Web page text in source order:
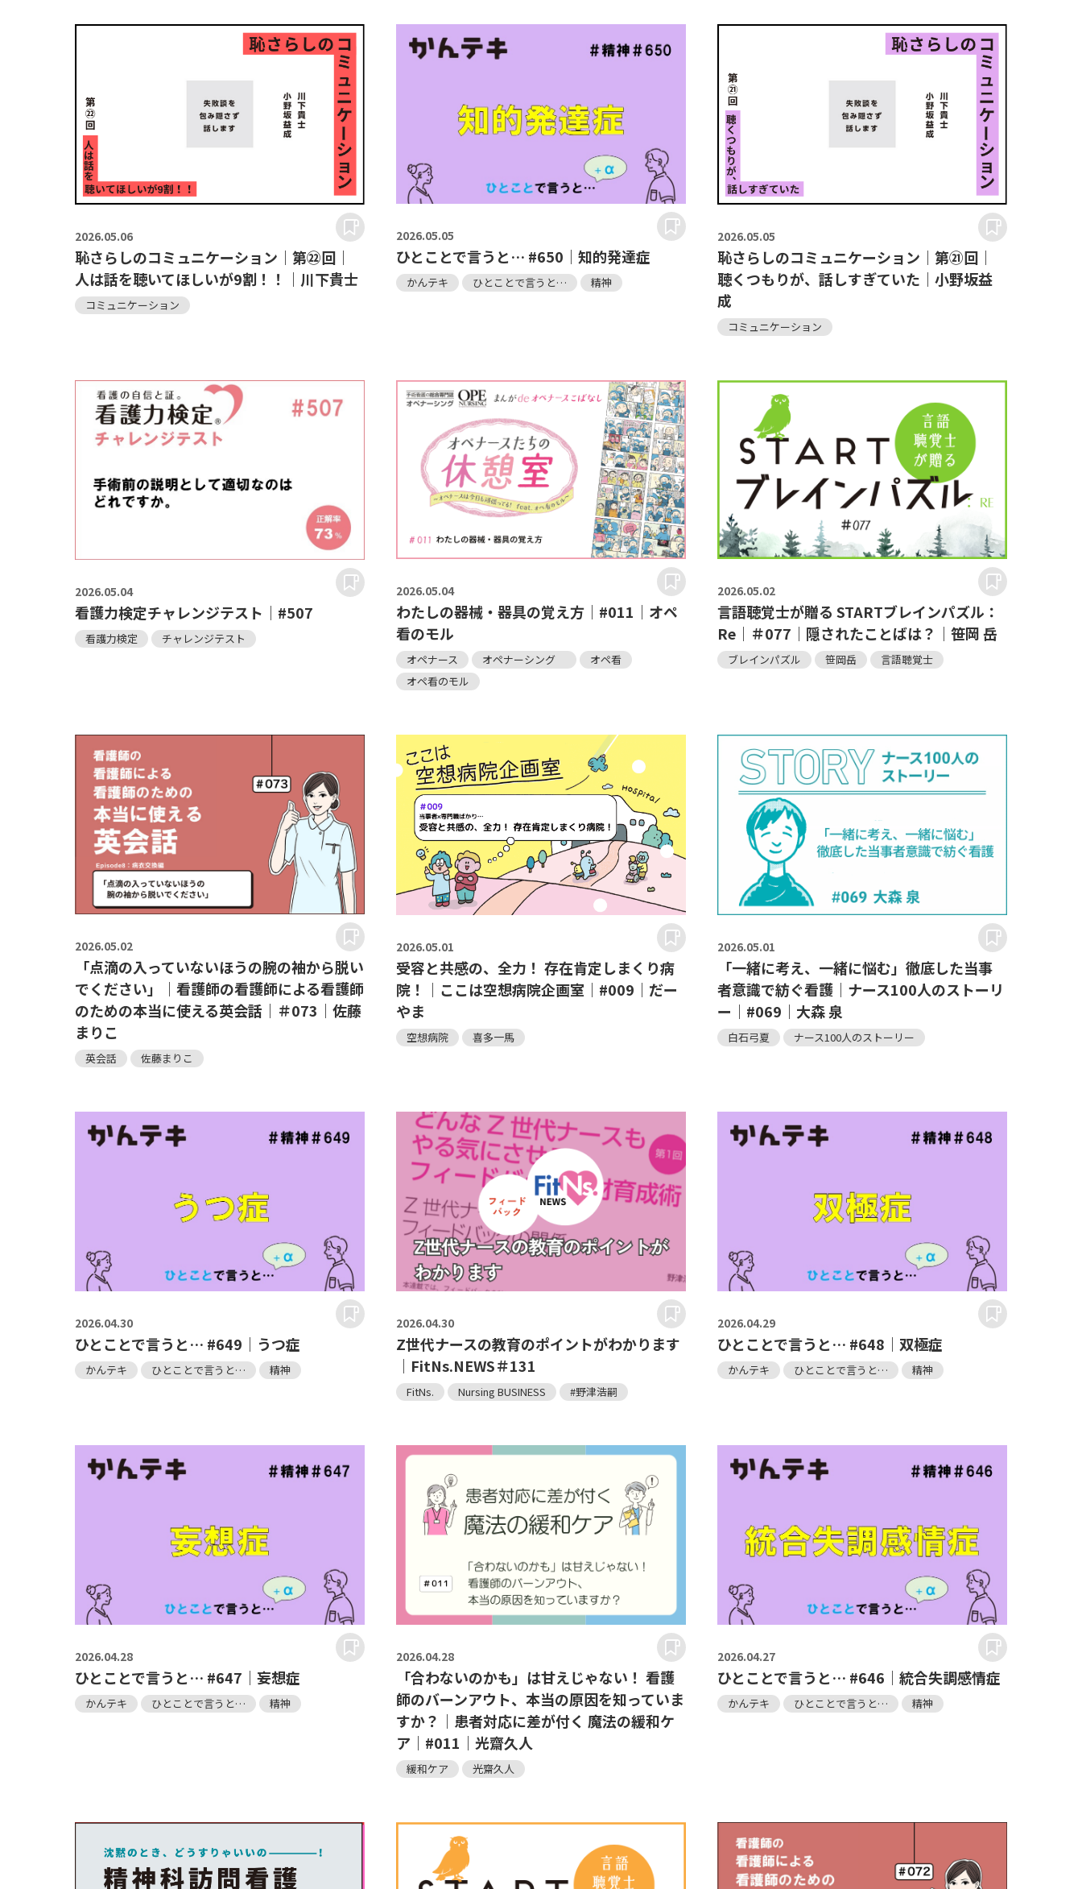
2026.05.06
恥さらしのコミュニケーション｜第㉒回｜
人は話を聴いてほしいが9割！！｜川下貴士
コミュニケーション
2026.05.05
ひとことで言うと… #650｜知的発達症
かんテキ ひとことで言うと… 精神
2026.05.05
恥さらしのコミュニケーション｜第㉑回｜
聴くつもりが、話しすぎていた｜小野坂益
成
コミュニケーション
2026.05.04
看護力検定チャレンジテスト｜#507
看護力検定 チャレンジテスト
2026.05.04
わたしの器械・器具の覚え方｜#011｜オペ
看のモル
オペナース オペナーシング
オペ看
オペ看のモル
2026.05.02
言語聴覚士が贈る STARTブレインパズル：
Re｜＃077｜隠されたことばは？｜笹岡 岳
ブレインパズル 笹岡岳 言語聴覚士
2026.05.02
「点滴の入っていないほうの腕の袖から脱い
でください」｜看護師の看護師による看護師
のための本当に使える英会話｜＃073｜佐藤
まりこ
英会話 佐藤まりこ
2026.05.01
受容と共感の、全力！ 存在肯定しまくり病
院！｜ここは空想病院企画室｜#009｜だー
やま
空想病院 喜多一馬
2026.05.01
「一緒に考え、一緒に悩む」徹底した当事
者意識で紡ぐ看護｜ナース100人のストーリ
ー｜#069｜大森 泉
白石弓夏 ナース100人のストーリー
2026.04.30
ひとことで言うと… #649｜うつ症
かんテキ ひとことで言うと… 精神
2026.04.30
Z世代ナースの教育のポイントがわかります
｜FitNs.NEWS＃131
FitNs. Nursing BUSINESS #野津浩嗣
2026.04.29
ひとことで言うと… #648｜双極症
かんテキ ひとことで言うと… 精神
2026.04.28
ひとことで言うと… #647｜妄想症
かんテキ ひとことで言うと… 精神
2026.04.28
「合わないのかも」は甘えじゃない！ 看護
師のバーンアウト、本当の原因を知っていま
すか？｜患者対応に差が付く 魔法の緩和ケ
ア｜#011｜光齋久人
緩和ケア 光齋久人
2026.04.27
ひとことで言うと… #646｜統合失調感情症
かんテキ ひとことで言うと… 精神